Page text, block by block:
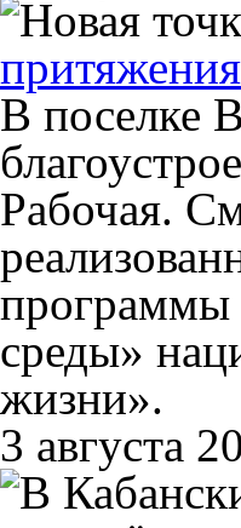
В поселке
Рабочая.
программы
среды»
жизни».
3 августа